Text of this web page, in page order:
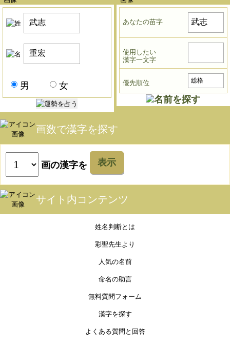
男 女
あなたの苗字
使用したい
漢字一文字
優先順位
画数で漢字を探す
画の漢字を 表示
サイト内コンテンツ
姓名判断とは
彩聖先生より
人気の名前
命名の助言
無料質問フォーム
漢字を探す
よくある質問と回答